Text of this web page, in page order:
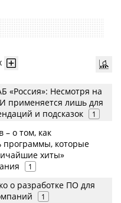
«Россия»: Несмотря на
применяется лишь для
и подсказок
1
– о том, как
программы, которые
хиты»
1
о разработке ПО для
1